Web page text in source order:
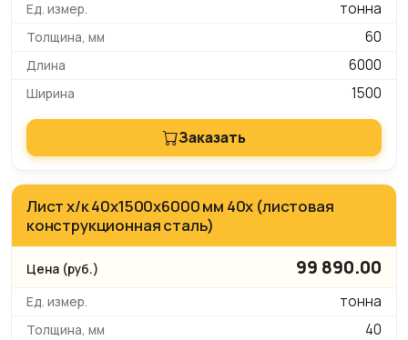
тонна
60
6000
1500
Заказать
Лист х/к 40х1500х6000 мм 40х (листовая
конструкционная сталь)
99 890.00
тонна
40